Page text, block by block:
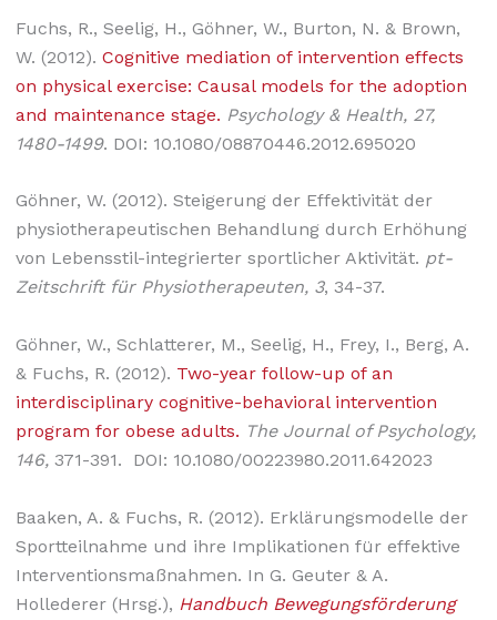
Fuchs, R., Seelig, H., Göhner, W., Burton, N. & Brown,
W. (2012). Cognitive mediation of intervention effects
on physical exercise: Causal models for the adoption
and maintenance stage. Psychology & Health, 27,
1480-1499. DOI: 10.1080/08870446.2012.695020
Göhner, W. (2012). Steigerung der Effektivität der
physiotherapeutischen Behandlung durch Erhöhung
von Lebensstil-integrierter sportlicher Aktivität. pt-
Zeitschrift für Physiotherapeuten, 3, 34-37.
Göhner, W., Schlatterer, M., Seelig, H., Frey, I., Berg, A.
& Fuchs, R. (2012). Two-year follow-up of an
interdisciplinary cognitive-behavioral intervention
program for obese adults. The Journal of Psychology,
146,371-391. DOI: 10.1080/00223980.2011.642023
Baaken, A. & Fuchs, R. (2012). Erklärungsmodelle der
Sportteilnahme und ihre Implikationen für effektive
Interventionsmaßnahmen. In G. Geuter & A.
Hollederer (Hrsg.), Handbuch Bewegungsförderung